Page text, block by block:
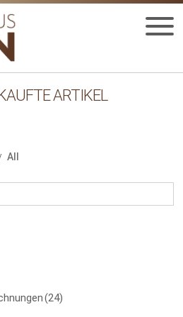
ARTIKEL
All
(24)